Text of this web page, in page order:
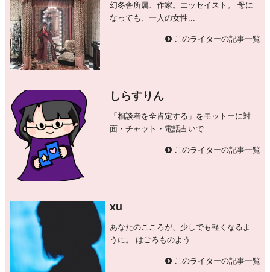
幻冬舎所属、作家。エッセイスト。 母に
なっても、一人の女性...
このライターの記事一覧
しらすりん
「相談者を全肯定する」をモットーに対
面・チャット・電話占いで...
このライターの記事一覧
xu
あなたのこころが、少しでも軽くなるよ
うに。 はごろものよう...
このライターの記事一覧